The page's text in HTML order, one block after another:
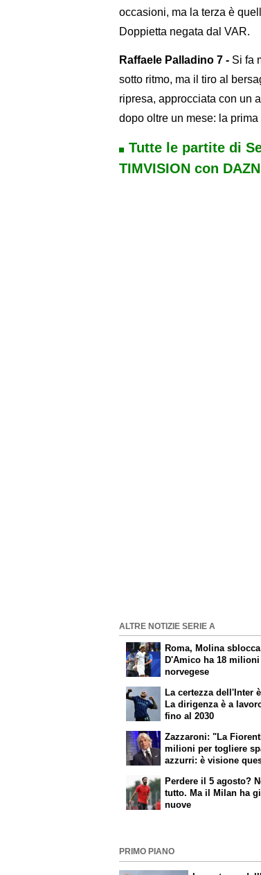
occasioni, ma la terza è
Doppietta negata dal VAR.
Raffaele Palladino 7 - Si fa
sotto ritmo, ma il tiro al
ripresa, approcciata con un
dopo oltre un mese: la
Tutte le partite di
TIMVISION con
ALTRE NOTIZIE SERIE A
Roma, Molina
D'Amico ha 18
norvegese
La certezza dell'Inter
La dirigenza è a
fino al 2030
Zazzaroni: "La
milioni per togliere
azzurri: è visione
Perdere il 5 agosto?
tutto. Ma il Milan ha
nuove
PRIMO PIANO